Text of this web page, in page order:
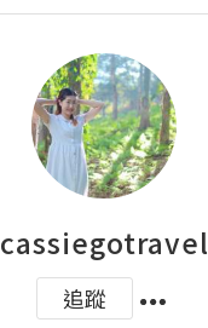
cassiegotravel
追蹤